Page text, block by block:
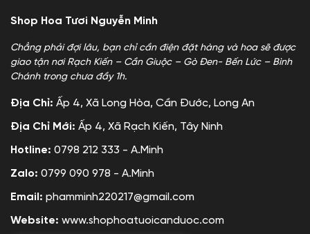
Shop Hoa Tươi Nguyễn Minh
Chẳng phải đợi lâu, bạn chỉ cần điện đặt hàng và hoa sẽ được
giao tận nơi Rạch Kiến – Cần Giuộc – Gò Đen- Bến Lức – Bình
Chánh trong chưa đầy 1h.
Địa Chỉ: Ấp 4, Xã Long Hòa, Cần Đước, Long An
Địa Chỉ Mới: Ấp 4, Xã Rạch Kiến, Tây Ninh
Hotline: 0798 212 333 - A.Minh
Zalo: 0799 090 978 - A.Minh
Email: phamminh220217@gmail.com
Website: www.shophoatuoicanduoc.com